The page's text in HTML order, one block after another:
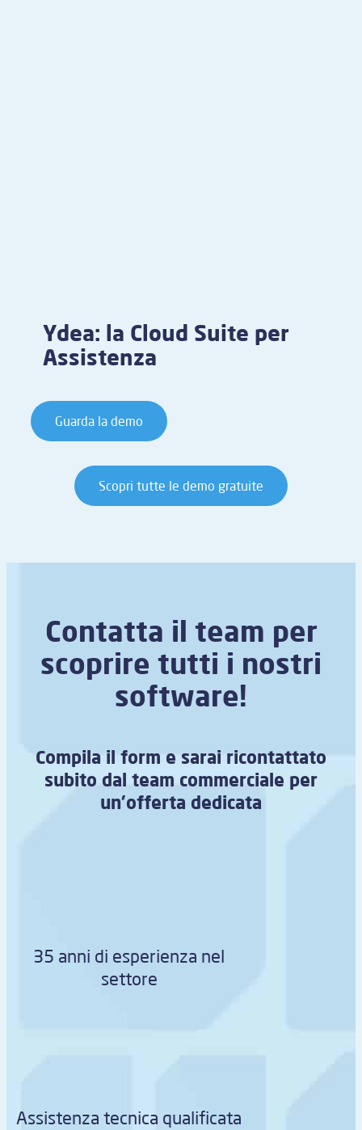
Ydea: la Cloud Suite per
Assistenza
Guarda la demo
Scopri tutte le demo gratuite
Contatta il team per
scoprire tutti i nostri
software!
Compila il form e sarai ricontattato
subito dal team commerciale per
un’offerta dedicata
35 anni di esperienza nel
settore
Assistenza tecnica qualificata